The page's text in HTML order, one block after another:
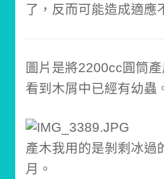
了， 反而可能造成適
圖片是將2200cc圓筒產
看到木屑中已經有幼蟲
產木我用的是剝剩冰過
月。